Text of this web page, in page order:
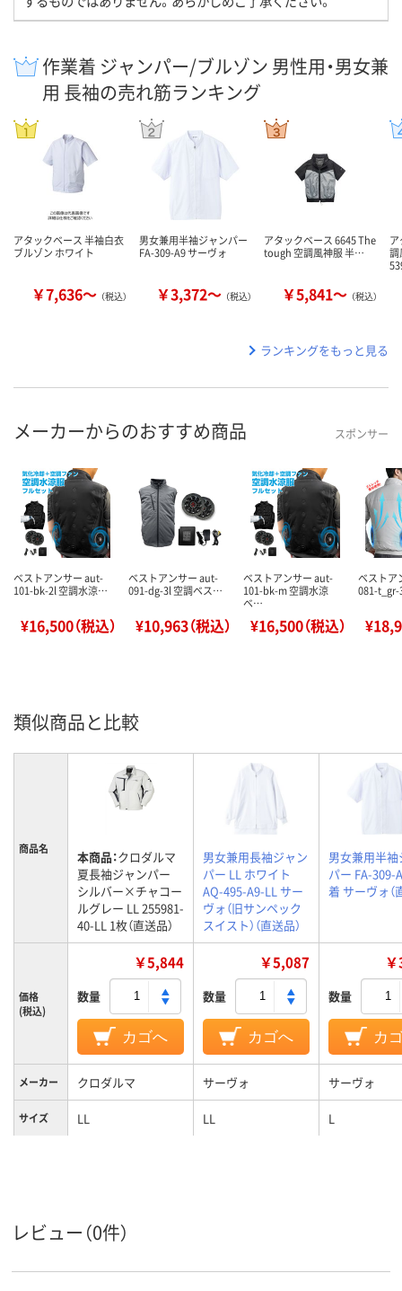
作業着 ジャンパー/ブルゾン 男性用・男女兼
用 長袖の売れ筋ランキング
アタックベース 半袖白衣
ブルゾン ホワイト
￥7,636～ （税込）
男女兼用半袖ジャンパー
FA-309-A9 サーヴォ
￥3,372～ （税込）
アタックベース 6645 The
tough 空調風神服 半…
￥5,841～ （税込）
調
ランキングをもっと見る
メーカーからのおすすめ商品 スポンサー
ベストアンサー aut-
101-bk-2l 空調水涼…
¥16,500（税込）
ベストアンサー aut-
091-dg-3l 空調ベス…
¥10,963（税込）
ベストアンサー aut-
101-bk-m 空調水涼
ベ…
¥16,500（税込）
ベストア
081-
類似商品と比較
商品名 本商品：クロダルマ
夏長袖ジャンパー
シルバー×チャコー
ルグレー LL 255981-
40-LL 1枚（直送品）
男女兼用長袖ジャン
パー LL ホワイト
AQ-495-A9-LL サー
ヴォ（旧サンペック
スイスト）（直送品）
男女兼用半
パー FA-309-
着 サーヴォ（
価格
(税込)
￥5,844
数量
カゴへ
￥5,087
数量
カゴへ
数量
カ
メーカー クロダルマ サーヴォ サーヴォ
サイズ LL LL L
レビュー（0件）